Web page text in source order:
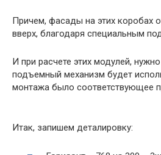
Причем, фасады на этих коробах
вверх, благодаря специальным
И при расчете этих модулей,
подъемный механизм будет
монтажа было соответствующее
Итак, запишем деталировку: